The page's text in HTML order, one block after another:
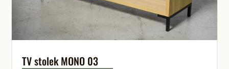
TV stolek MONO 03